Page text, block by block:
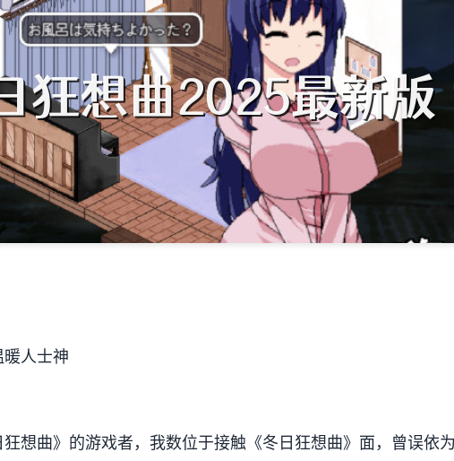
人士神
想曲》的游戏者，我数位于接触《冬日狂想曲》面，曾误依